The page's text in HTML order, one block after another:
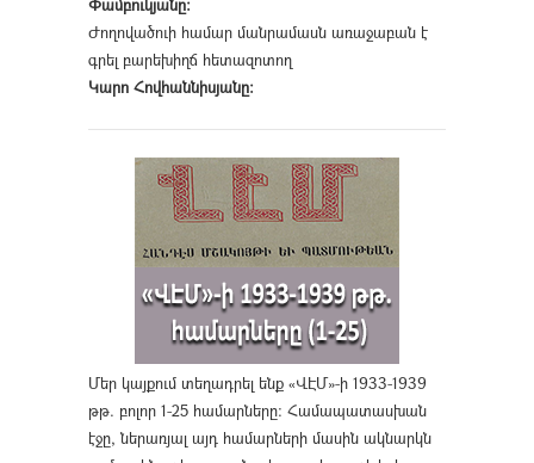
Փամբուկյանը։
Ժողովածուի համար մանրամասն առաջաբան է
գրել բարեխիղճ հետազոտող
Կարո Հովհաննիսյանը։
Մեր կայքում տեղադրել ենք «ՎԷՄ»-ի 1933-1939
թթ. բոլոր 1-25 համարները։ Համապատասխան
էջը, ներառյալ այդ համարների մասին ակնարկն